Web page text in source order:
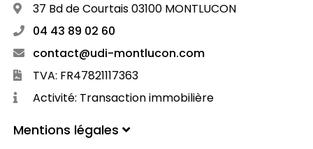
37 Bd de Courtais 03100 MONTLUCON
04 43 89 02 60
contact@udi-montlucon.com
TVA: FR47821117363
Activité: Transaction immobilière
Mentions légales